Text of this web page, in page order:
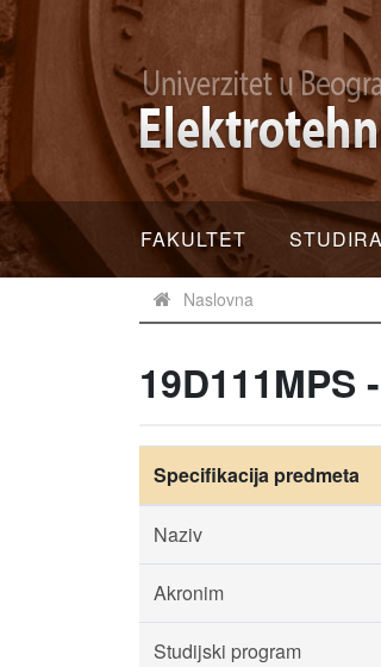
FAKULTET
Naslovna
Specifikacija predmeta
Naziv
Akronim
Studijski program